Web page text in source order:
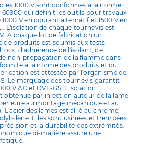
1000 V sont conformes à la norme
60900 qui définit les outils pour travaux
V en courant alternatif et 1500 V en
L'isolation de chaque tournevis est
À chaque lot de fabrication un
de produits est soumis aux tests
d'adhérence de l'isolant, de
non-propagation de la flamme dans
à la norme des produits et du
est attestée par l'organisme de
Le marquage des tournevis garantit
V AC et DVE-GS. L'isolation
obtenue par injection autour de la lame
au montage mécanique et au
L'acier des lames est allié au chrome,
Elles sont usinées et trempées
et la durabilité des extrémités.
bi-matière assure une